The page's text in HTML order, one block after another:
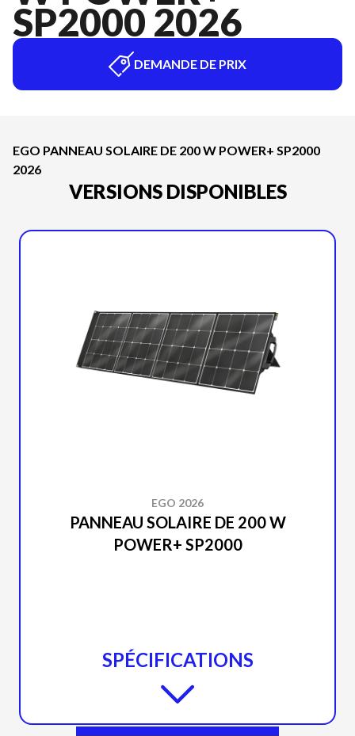
SP2000 2026
DEMANDE DE PRIX
EGO PANNEAU SOLAIRE DE 200 W POWER+ SP2000
2026
VERSIONS DISPONIBLES
EGO 2026
PANNEAU SOLAIRE DE 200 W
POWER+ SP2000
SPÉCIFICATIONS